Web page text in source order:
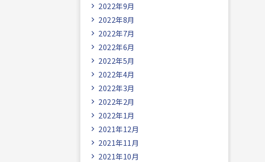
2022年9月
2022年8月
2022年7月
2022年6月
2022年5月
2022年4月
2022年3月
2022年2月
2022年1月
2021年12月
2021年11月
2021年10月